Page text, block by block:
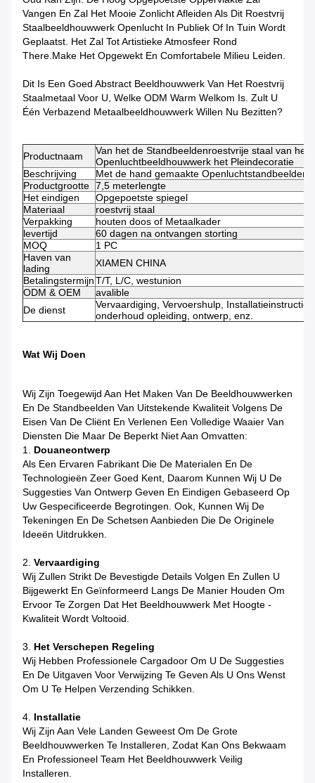
Vangen En Zal Het Mooie Zonlicht Afleiden Als Dit Roestvrij
Staalbeeldhouwwerk Openlucht In Publiek Of In Tuin Wordt
Geplaatst. Het Zal Tot Artistieke Atmosfeer Rond
There.make Het Opgewekt En Comfortabele Milieu Leiden.
Dit Is Een Goed Abstract Beeldhouwwerk Van Het Roestvrij
Staalmetaal Voor U, Welke ODM Warm Welkom Is. Zult U
Één Verbazend Metaalbeeldhouwwerk Willen Nu Bezitten?
Productnaam
Van het de Standbeeldenroestvrije staal van
Openluchtbeeldhouwwerk het Pleindecoratie
Beschrijving
Met de hand gemaakte Openluchtstandbeelden
Productgrootte 7,5 meterlengte
Het eindigen
Opgepoetste spiegel
Materiaal
roestvrij staal
Verpakking
houten doos of Metaalkader
levertijd
60 dagen na ontvangen storting
MOQ
1 PC
Haven van
lading
XIAMEN CHINA
BetalingstermijnT/T, L/C, westunion
ODM & OEM
avalible
De dienst
Vervaardiging, Vervoershulp, Installatieinstructie,
onderhoud opleiding, ontwerp, enz.
Wat Wij Doen
Wij Zijn Toegewijd Aan Het Maken Van De Beeldhouwwerken
En De Standbeelden Van Uitstekende Kwaliteit Volgens De
Eisen Van De Cliënt En Verlenen Een Volledige Waaier Van
Diensten Die Maar De Beperkt Niet Aan Omvatten:
1. Douaneontwerp
Als Een Ervaren Fabrikant Die De Materialen En De
Technologieën Zeer Goed Kent, Daarom Kunnen Wij U De
Suggesties Van Ontwerp Geven En Eindigen Gebaseerd Op
Uw Gespecificeerde Begrotingen. Ook, Kunnen Wij De
Tekeningen En De Schetsen Aanbieden Die De Originele
Ideeën Uitdrukken.
2. Vervaardiging
Wij Zullen Strikt De Bevestigde Details Volgen En Zullen U
Bijgewerkt En Geïnformeerd Langs De Manier Houden Om
Ervoor Te Zorgen Dat Het Beeldhouwwerk Met Hoogte -
Kwaliteit Wordt Voltooid.
3. Het Verschepen Regeling
Wij Hebben Professionele Cargadoor Om U De Suggesties
En De Uitgaven Voor Verwijzing Te Geven Als U Ons Wenst
Om U Te Helpen Verzending Schikken.
4. Installatie
Wij Zijn Aan Vele Landen Geweest Om De Grote
Beeldhouwwerken Te Installeren, Zodat Kan Ons Bekwaam
En Professioneel Team Het Beeldhouwwerk Veilig
Installeren.